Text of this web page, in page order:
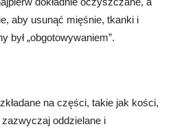
aby usunąć mięśnie, tkanki i
był „obgotowywaniem”.
na części, takie jak kości,
zazwyczaj oddzielane i